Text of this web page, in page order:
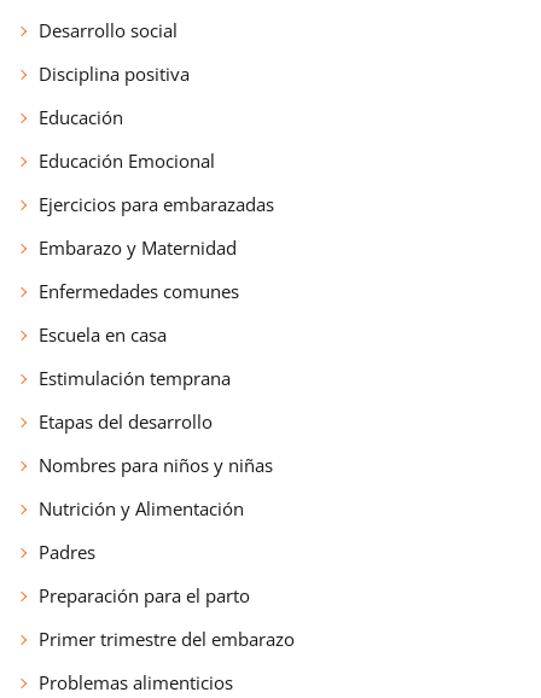
Desarrollo social
Disciplina positiva
Educación
Educación Emocional
Ejercicios para embarazadas
Embarazo y Maternidad
Enfermedades comunes
Escuela en casa
Estimulación temprana
Etapas del desarrollo
Nombres para niños y niñas
Nutrición y Alimentación
Padres
Preparación para el parto
Primer trimestre del embarazo
Problemas alimenticios